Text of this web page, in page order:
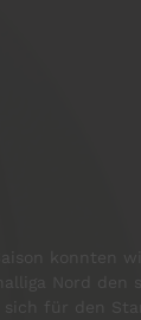
konnten
Nord den